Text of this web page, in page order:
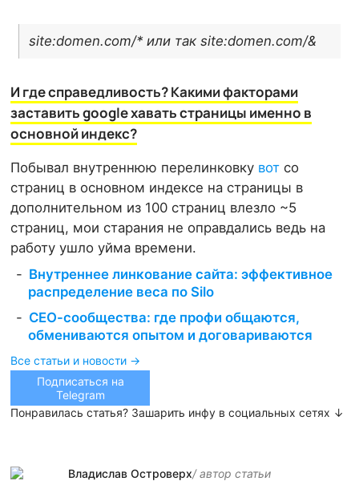
site:domen.com/* или так site:domen.com/&
И где справедливость? Какими факторами
заставить google хавать страницы именно в
основной индекс?
Побывал внутреннюю перелинковку вот со
страниц в основном индексе на страницы в
дополнительном из 100 страниц влезло ~5
страниц, мои старания не оправдались ведь на
работу ушло уйма времени.
Внутреннее линкование сайта: эффективное
распределение веса по Silo
СЕО-сообщества: где профи общаются,
обмениваются опытом и договариваются
Все статьи и новости →
Подписаться на
Telegram
Понравилась статья? Зашарить инфу в социальных сетях ↓
Владислав Островерх/ автор cтатьи